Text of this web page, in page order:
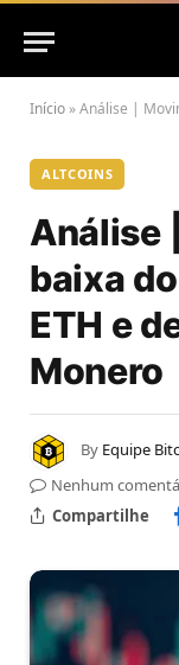
Início »Análise |
ALTCOINS
Análise
baixa
ETH e
Monero
By Equipe
Nenhum
Compartilhe